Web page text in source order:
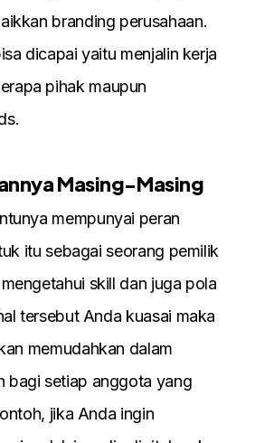
branding perusahaan.
dicapai yaitu menjalin kerja
pihak maupun
Masing-Masing
mempunyai peran
itu sebagai seorang pemilik
skill dan juga pola
tersebut Anda kuasai maka
memudahkan dalam
bagi setiap anggota yang
jika Anda ingin